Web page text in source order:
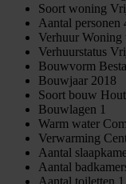
Soort woning
Aantal personen
Verhuur Woning
Verhuurstatus
Bouwvorm
Bouwjaar 2018
Soort bouw
Bouwlagen 1
Warm water
Verwarming
Aantal
Aantal
Aantal toiletten 1